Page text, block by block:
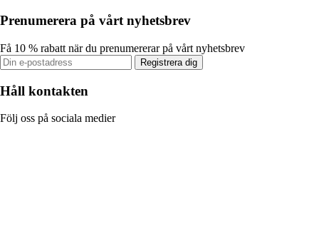
Prenumerera på vårt nyhetsbrev
Få 10 % rabatt när du prenumererar på vårt nyhetsbrev
Registrera dig
Håll kontakten
Följ oss på sociala medier